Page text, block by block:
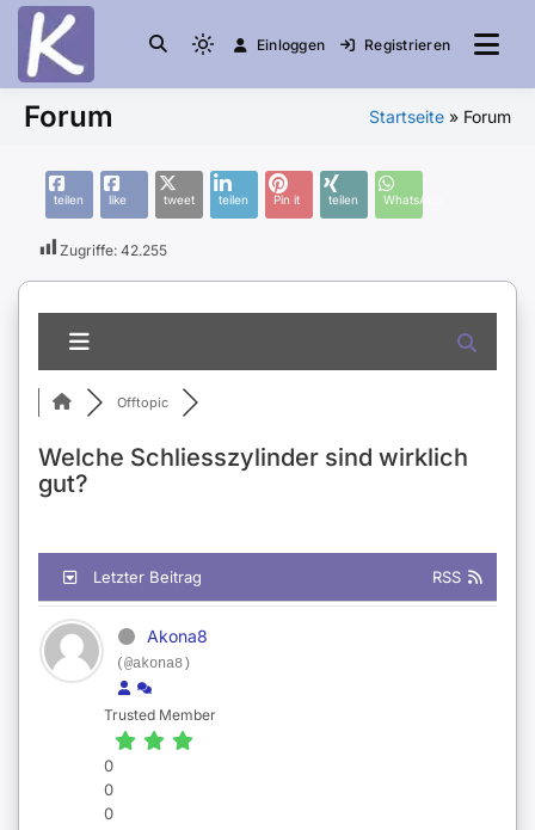
die Community Einloggen Registrieren
Forum Startseite » Forum
teilen like tweet teilen Pin it teilen WhatsApp
Zugriffe: 42.255
Offtopic
Welche Schliesszylinder sind wirklich
gut?
Letzter Beitrag RSS
Akona8
(@akona8)
Trusted Member
0
0
0